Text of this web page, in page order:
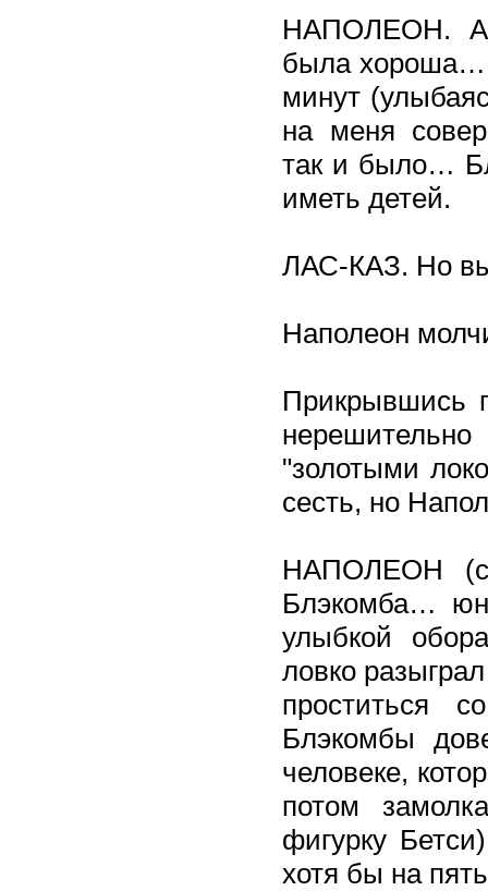
НАПОЛЕОН.
была хороша…
минут
на меня
так и было…
иметь детей.
ЛАС-КАЗ. Но
Наполеон
Прикрывшись
"золотыми
сесть, но
НАПОЛЕОН (с
Блэкомба…
улыбкой
ловко
проститься
Блэкомбы
человеке,
потом
фигурку
хотя бы на